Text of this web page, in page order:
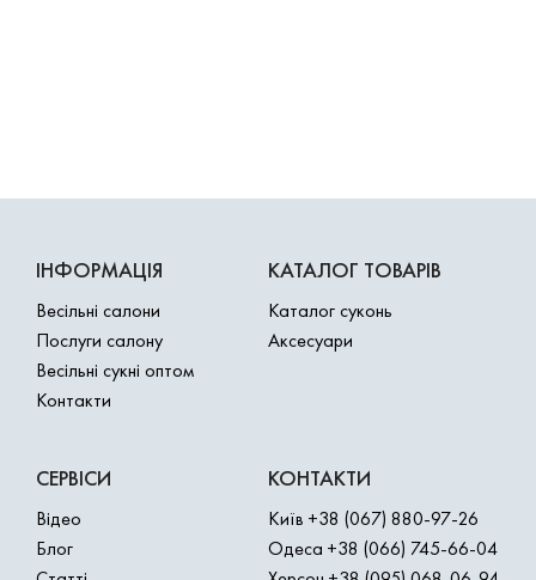
ІНФОРМАЦІЯ
Весільні салони
Послуги салону
Весільні сукні оптом
Контакти
КАТАЛОГ ТОВАРІВ
Каталог суконь
Аксесуари
СЕРВІСИ
Відео
Блог
КОНТАКТИ
Київ +38 (067) 880-97-26
Одеса +38 (066) 745-66-04